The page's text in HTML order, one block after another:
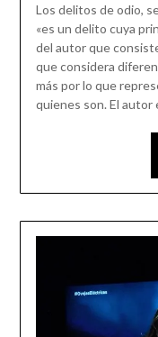
Los delitos de odio,
«es un delito cuya
del autor que
que considera
más por lo que
quienes son. El autor